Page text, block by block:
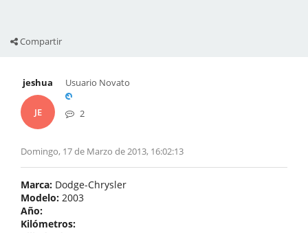
Compartir
jeshua
JE
Usuario Novato
2
Domingo, 17 de Marzo de 2013, 16:02:13
Marca: Dodge-Chrysler
Modelo: 2003
Año:
Kilómetros: